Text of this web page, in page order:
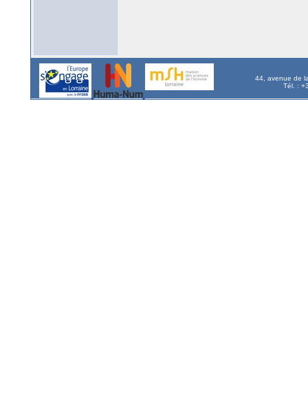
44, avenue de
Tél. :